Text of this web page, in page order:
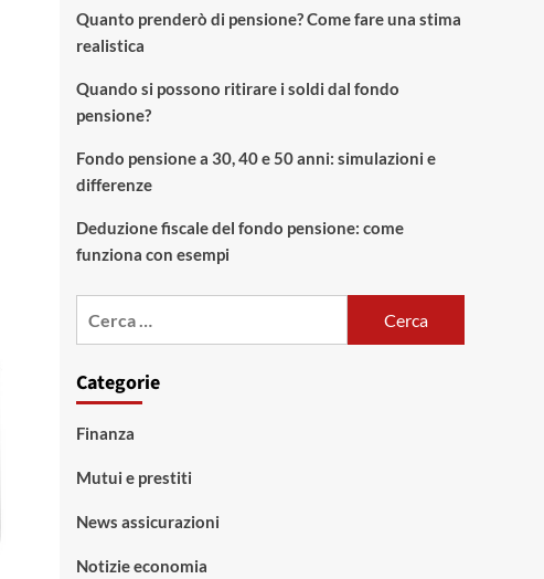
Quanto prenderò di pensione? Come fare una stima
realistica
Quando si possono ritirare i soldi dal fondo
pensione?
Fondo pensione a 30, 40 e 50 anni: simulazioni e
differenze
Deduzione fiscale del fondo pensione: come
funziona con esempi
Categorie
Finanza
Mutui e prestiti
News assicurazioni
Notizie economia